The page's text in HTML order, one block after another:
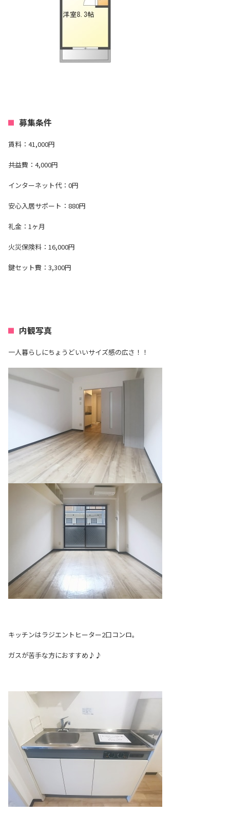
募集条件
賃料：41,000円
共益費：4,000円
インターネット代：0円
安心入居サポート：880円
礼金：1ヶ月
火災保険料：16,000円
鍵セット費：3,300円
内観写真
一人暮らしにちょうどいいサイズ感の広さ！！
キッチンはラジエントヒーター2口コンロ。
ガスが苦手な方におすすめ♪♪